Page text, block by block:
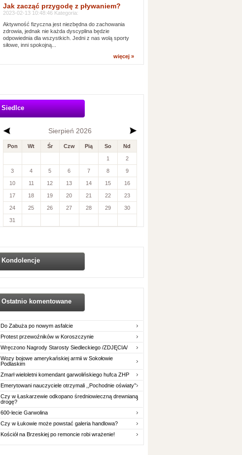
Jak zacząć przygodę z pływaniem?
2023-02-13 10:48:46 Kategoria:
Aktywność fizyczna jest niezbędna do zachowania
zdrowia, jednak nie każda dyscyplina będzie
odpowiednia dla wszystkich. Jedni z nas wolą sporty
siłowe, inni spokojną...
więcej »
Siedlce
Sierpień 2026
Pon Wt Śr Czw Pią So Nd
1 2
3 4 5 6 7 8 9
10 11 12 13 14 15 16
17 18 19 20 21 22 23
24 25 26 27 28 29 30
31
Kondolencje
Ostatnio komentowane
Do Zabuża po nowym asfalcie
Protest przewoźników w Koroszczynie
Wręczono Nagrody Starosty Siedleckiego /ZDJĘCIA/
Wozy bojowe amerykańskiej armii w Sokołowie
Podlaskim
Zmarł wieloletni komendant garwolińskiego hufca ZHP
Emerytowani nauczyciele otrzymali ,,Pochodnie oświaty’’
Czy w Łaskarzewie odkopano średniowieczną drewnianą
drogę?
600-lecie Garwolina
Czy w Łukowie może powstać galeria handlowa?
Kościół na Brzeskiej po remoncie robi wrażenie!